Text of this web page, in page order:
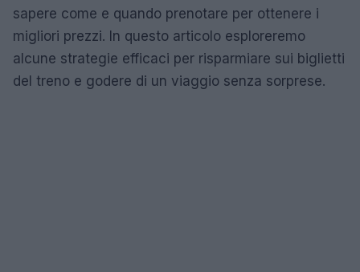
sapere come e quando prenotare per ottenere i
migliori prezzi. In questo articolo esploreremo
alcune strategie efficaci per risparmiare sui biglietti
del treno e godere di un viaggio senza sorprese.